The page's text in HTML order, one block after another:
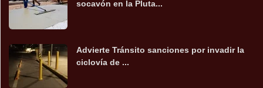
socavón en la Pluta...
Advierte Tránsito sanciones por invadir la
ciclovía de ...